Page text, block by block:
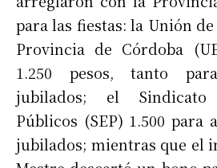
para las fiestas: la Unión
Provincia de Córdoba
1.250 pesos, tanto
jubilados; el Sindicato
Públicos (SEP) 1.500 para
jubilados; mientras que el